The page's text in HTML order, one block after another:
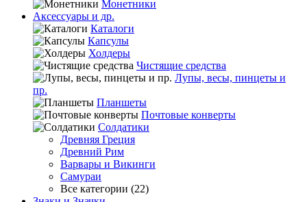
Монетники
Аксессуары и др.
Каталоги
Капсулы
Холдеры
Чистящие средства
Лупы, весы, пинцеты и
пр.
Планшеты
Почтовые конверты
Солдатики
Древняя Греция
Древний Рим
Варвары и Викинги
Самураи
Все категории (22)